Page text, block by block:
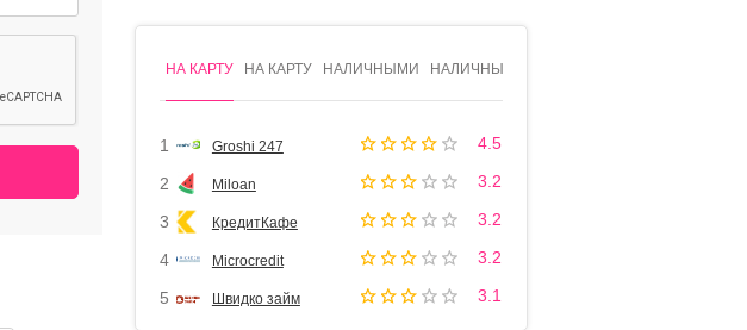
НА КАРТУ НА КАРТУ НАЛИЧНЫМИ НАЛИЧНЫМИ
1 Groshi 247 4.5
2 Miloan 3.2
3 КредитКафе 3.2
4 Microcredit 3.2
5 Швидко займ 3.1